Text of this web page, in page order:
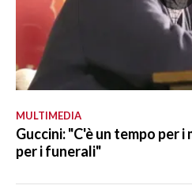
MULTIMEDIA
Guccini: "C'è un tempo per
per i funerali"